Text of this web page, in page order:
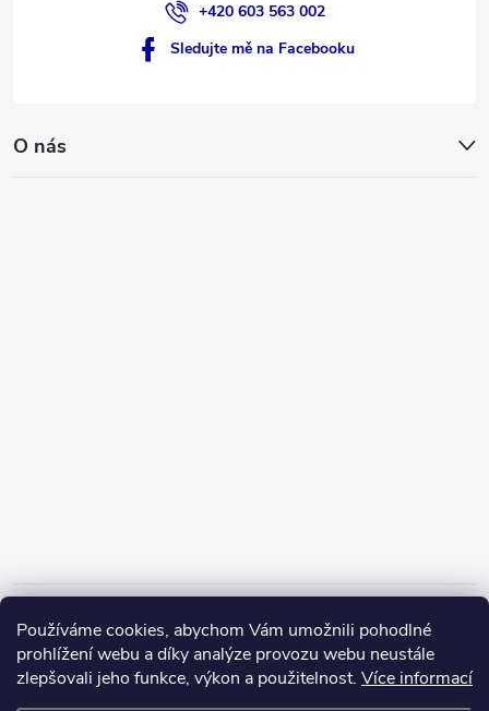
Používáme cookies, abychom Vám umožnili pohodlné
prohlížení webu a díky analýze provozu webu neustále
zlepšovali jeho funkce, výkon a použitelnost. Více informací
+420 603 563 002
Sledujte mě na Facebooku
O nás